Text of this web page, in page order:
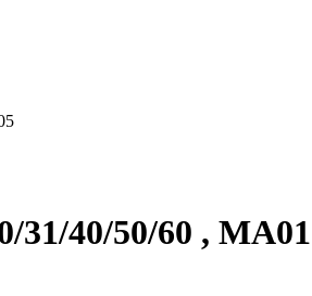
31/40/50/60 ,